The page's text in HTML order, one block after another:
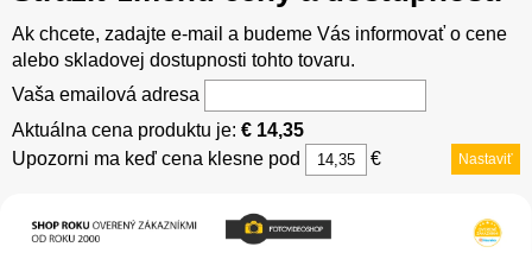
Ak chcete, zadajte e-mail a budeme Vás informovať o cene
alebo skladovej dostupnosti tohto tovaru.
Vaša emailová adresa
Aktuálna cena produktu je: € 14,35
Upozorni ma keď cena klesne pod
€ Nastaviť